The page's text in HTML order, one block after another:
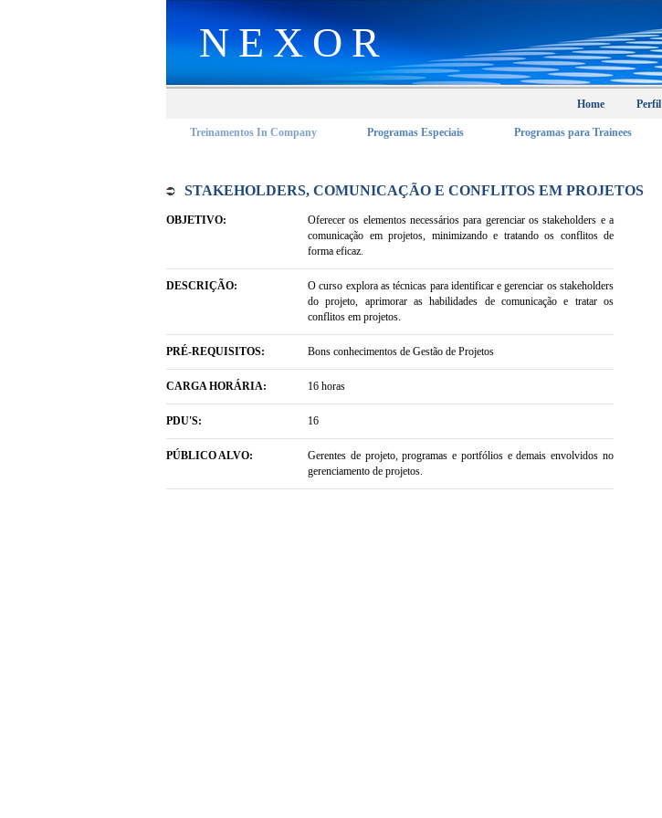
NEXOR
Home Perfil
Treinamentos In Company Programas Especiais Programas para Trainees
STAKEHOLDERS, COMUNICAÇÃO E CONFLITOS EM PROJETOS
OBJETIVO:
Oferecer os elementos necessários para gerenciar os stakeholders e a
comunicação em projetos, minimizando e tratando os conflitos de
forma eficaz.
DESCRIÇÃO:
O curso explora as técnicas para identificar e gerenciar os stakeholders
do projeto, aprimorar as habilidades de comunicação e tratar os
conflitos em projetos.
PRÉ-REQUISITOS: Bons conhecimentos de Gestão de Projetos
CARGA HORÁRIA: 16 horas
PDU'S: 16
PÚBLICO ALVO:
Gerentes de projeto, programas e portfólios e demais envolvidos no
gerenciamento de projetos.